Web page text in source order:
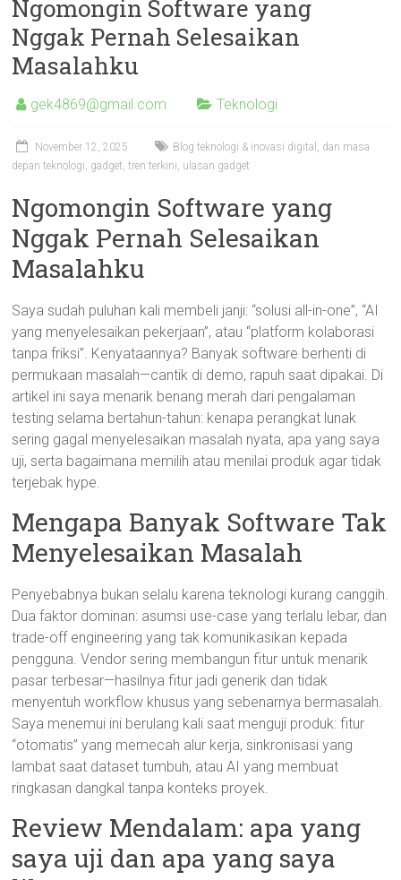
Ngomongin Software yang
Nggak Pernah Selesaikan
Masalahku
gek4869@gmail.com Teknologi
November 12, 2025 Blog teknologi & inovasi digital , dan masa
depan teknologi, gadget,tren terkini, ulasan gadget
Ngomongin Software yang
Nggak Pernah Selesaikan
Masalahku
Saya sudah puluhan kali membeli janji: “solusi all-in-one”, “AI
yang menyelesaikan pekerjaan”, atau “platform kolaborasi
tanpa friksi”. Kenyataannya? Banyak software berhenti di
permukaan masalah—cantik di demo, rapuh saat dipakai. Di
artikel ini saya menarik benang merah dari pengalaman
testing selama bertahun-tahun: kenapa perangkat lunak
sering gagal menyelesaikan masalah nyata, apa yang saya
uji, serta bagaimana memilih atau menilai produk agar tidak
terjebak hype.
Mengapa Banyak Software Tak
Menyelesaikan Masalah
Penyebabnya bukan selalu karena teknologi kurang canggih.
Dua faktor dominan: asumsi use-case yang terlalu lebar, dan
trade-off engineering yang tak komunikasikan kepada
pengguna. Vendor sering membangun fitur untuk menarik
pasar terbesar—hasilnya fitur jadi generik dan tidak
menyentuh workflow khusus yang sebenarnya bermasalah.
Saya menemui ini berulang kali saat menguji produk: fitur
“otomatis” yang memecah alur kerja, sinkronisasi yang
lambat saat dataset tumbuh, atau AI yang membuat
ringkasan dangkal tanpa konteks proyek.
Review Mendalam: apa yang
saya uji dan apa yang saya